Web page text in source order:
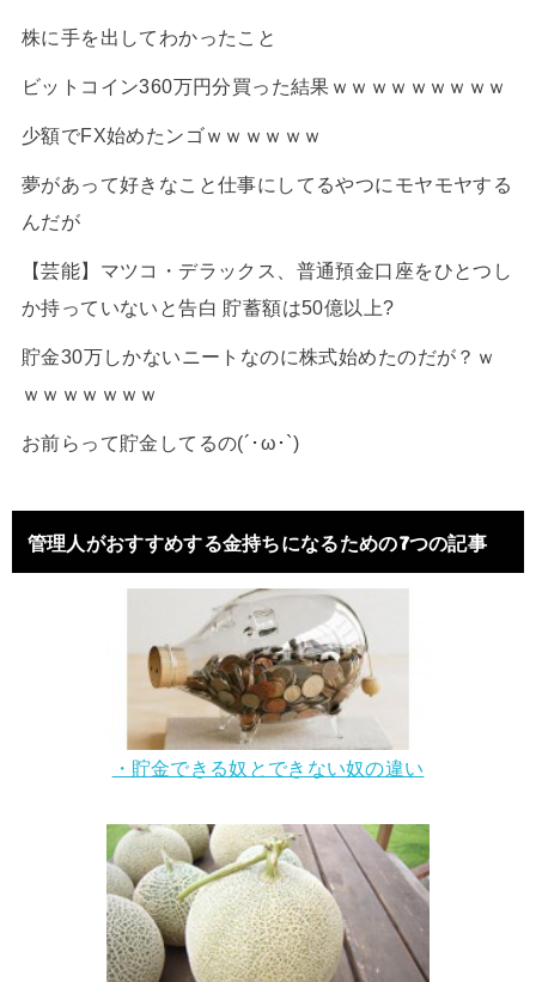
株に手を出してわかったこと
ビットコイン360万円分買った結果ｗｗｗｗｗｗｗｗｗ
少額でFX始めたンゴｗｗｗｗｗｗ
夢があって好きなこと仕事にしてるやつにモヤモヤする
んだが
【芸能】マツコ・デラックス、普通預金口座をひとつし
か持っていないと告白 貯蓄額は50億以上?
貯金30万しかないニートなのに株式始めたのだが？ｗ
ｗｗｗｗｗｗｗ
お前らって貯金してるの(´･ω･`)
管理人がおすすめする金持ちになるための7つの記事
・貯金できる奴とできない奴の違い